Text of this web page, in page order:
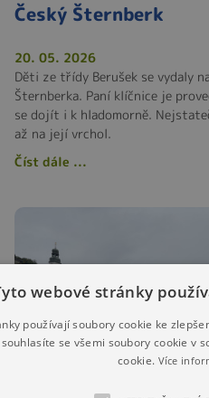
Český Šternberk
20. 05. 2026
Děti ze třídy Berušek se vydaly
Šternberka. Paní klíčnice je
se dojít i k hladomorně.
až na její vrchol.
Číst dále ...
webové stránky
používají soubory cookie ke
se všemi soubory cookie v
cookie. Více